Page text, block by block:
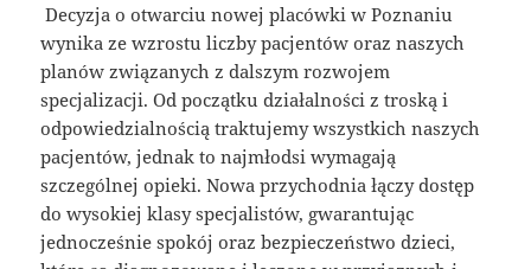
Decyzja o otwarciu nowej placówki w Poznaniu
wynika ze wzrostu liczby pacjentów oraz naszych
planów związanych z dalszym rozwojem
specjalizacji. Od początku działalności z troską i
odpowiedzialnością traktujemy wszystkich naszych
pacjentów, jednak to najmłodsi wymagają
szczególnej opieki. Nowa przychodnia łączy dostęp
do wysokiej klasy specjalistów, gwarantując
jednocześnie spokój oraz bezpieczeństwo dzieci,